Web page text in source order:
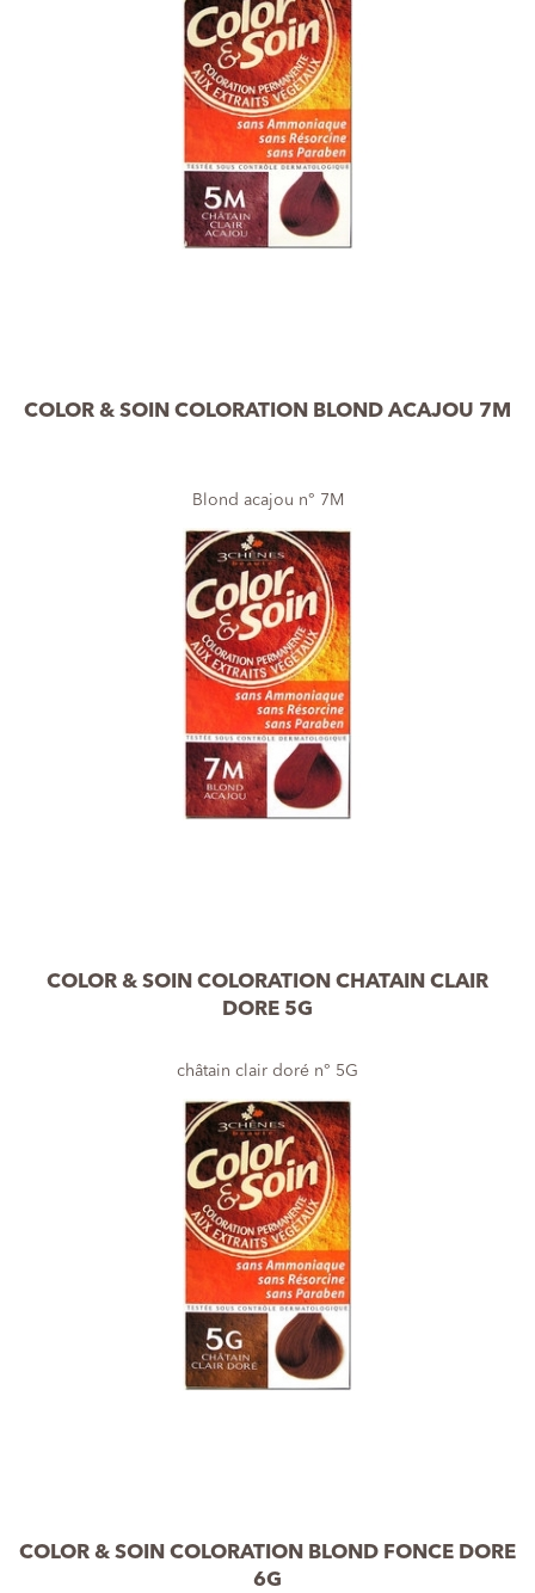
COLOR & SOIN COLORATION BLOND ACAJOU 7M
Blond acajou n° 7M
COLOR & SOIN COLORATION CHATAIN CLAIR
DORE 5G
châtain clair doré n° 5G
COLOR & SOIN COLORATION BLOND FONCE DORE
6G